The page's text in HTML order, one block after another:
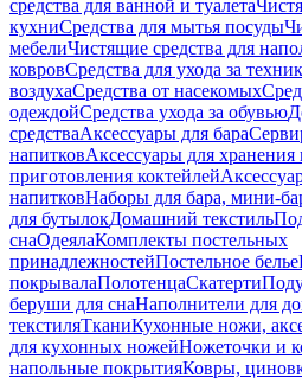
средства для ванной и туалета
кухниСредства для мытья посуды
мебелиЧистящие средства для
ковровСредства для ухода за
воздухаСредства от насекомых
одеждойСредства ухода за обувью
средстваАксессуары для бара
напитковАксессуары для хранения
приготовления коктейлей
напитковНаборы для бара, мини-
для бутылокДомашний текстиль
снаОдеялаКомплекты постельных
принадлежностейПостельное белье
покрывалаПолотенцаСкатерти
беруши для снаНаполнители для
текстиляТканиКухонные ножи,
для кухонных ножейНожеточки и
напольные покрытияКовры,